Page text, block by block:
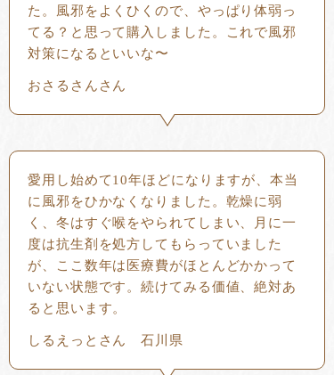
た。風邪をよくひくので、やっぱり体弱っ
てる？と思って購入しました。これで風邪
対策になるといいな〜
おさるさんさん
愛用し始めて10年ほどになりますが、本当
に風邪をひかなくなりました。乾燥に弱
く、冬はすぐ喉をやられてしまい、月に一
度は抗生剤を処方してもらっていました
が、ここ数年は医療費がほとんどかかって
いない状態です。続けてみる価値、絶対あ
ると思います。
しるえっとさん 石川県